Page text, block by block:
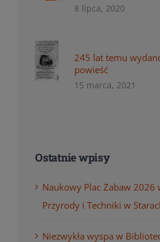
8 lipca, 2020
245 lat temu
powieść
15 marca, 2021
Ostatnie wpisy
Naukowy Plac Zabaw 2026
Przyrody i Techniki w
Niezwykła wyspa w